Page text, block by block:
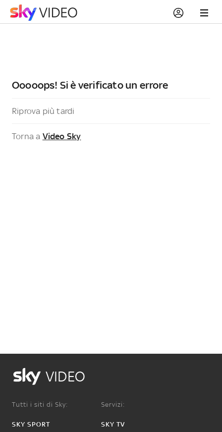
Ooooops! Si è verificato un errore
Riprova più tardi
Torna a Video Sky
VIDEO
Tutti i siti di Sky:
SKY SPORT
Servizi:
SKY TV